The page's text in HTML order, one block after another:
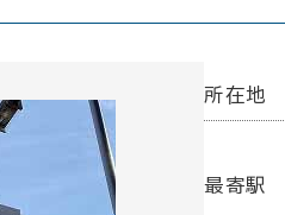
所在地
最寄駅